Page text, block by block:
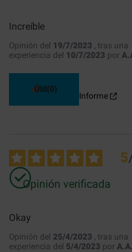
Increíble
Opinión del 19/7/2023 , tras una
experiencia del 10/7/2023 por
Útil(0)
Informe
5
Opinión verificada
Okay
Opinión del 25/4/2023 , tras una
experiencia del 5/4/2023 por